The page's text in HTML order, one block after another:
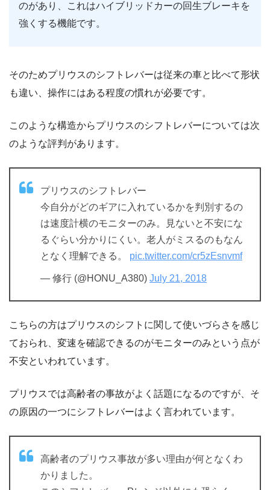
のがあり、これはハイブリッドカーの回生ブレーキを
強くする機能です。
そのためプリウスのシフトレバーは従来の車と比べて形状
も違い、操作にはある程度の慣れが必要です。
このような構造からプリウスのシフトレバーについては次
のような評判があります。
プリウスのシフトレバー
今自分がどのギアに入れているかを判別するの
は速度計横のモニターのみ。見ないと不安にな
るぐらい分かりにくい。老人がミスるのもなん
となく理解できる。 pic.twitter.com/cr5zEsnvmf
— 修行 (@HONU_A380) July 21, 2018
こちらの方はプリウスのシフトに関して使いづらさを感じ
ておられ、変速を確認できるのがモニターのみという点が
不安といわれています。
プリウスでは高齢者の事故がよく話題になるのですが、そ
の原因の一つにシフトレバーはよく言われています。
高齢者のプリウス事故が多い理由が何となくわ
かりました。